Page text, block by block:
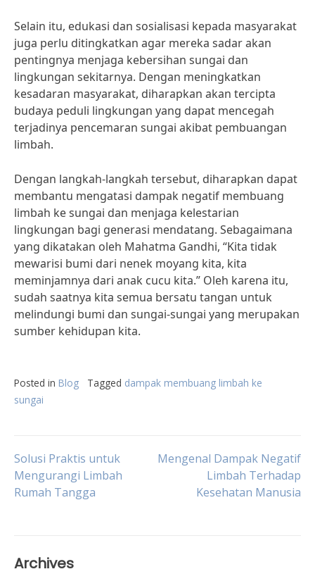
Selain itu, edukasi dan sosialisasi kepada masyarakat
juga perlu ditingkatkan agar mereka sadar akan
pentingnya menjaga kebersihan sungai dan
lingkungan sekitarnya. Dengan meningkatkan
kesadaran masyarakat, diharapkan akan tercipta
budaya peduli lingkungan yang dapat mencegah
terjadinya pencemaran sungai akibat pembuangan
limbah.
Dengan langkah-langkah tersebut, diharapkan dapat
membantu mengatasi dampak negatif membuang
limbah ke sungai dan menjaga kelestarian
lingkungan bagi generasi mendatang. Sebagaimana
yang dikatakan oleh Mahatma Gandhi, “Kita tidak
mewarisi bumi dari nenek moyang kita, kita
meminjamnya dari anak cucu kita.” Oleh karena itu,
sudah saatnya kita semua bersatu tangan untuk
melindungi bumi dan sungai-sungai yang merupakan
sumber kehidupan kita.
Posted in Blog Tagged dampak membuang limbah ke
sungai
Post
navigation
Solusi Praktis untuk
Mengurangi Limbah
Rumah Tangga
Mengenal Dampak Negatif
Limbah Terhadap
Kesehatan Manusia
Archives